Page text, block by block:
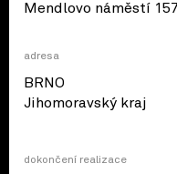
Mendlovo náměstí
adresa
BRNO
Jihomoravský kraj
dokončení realizace